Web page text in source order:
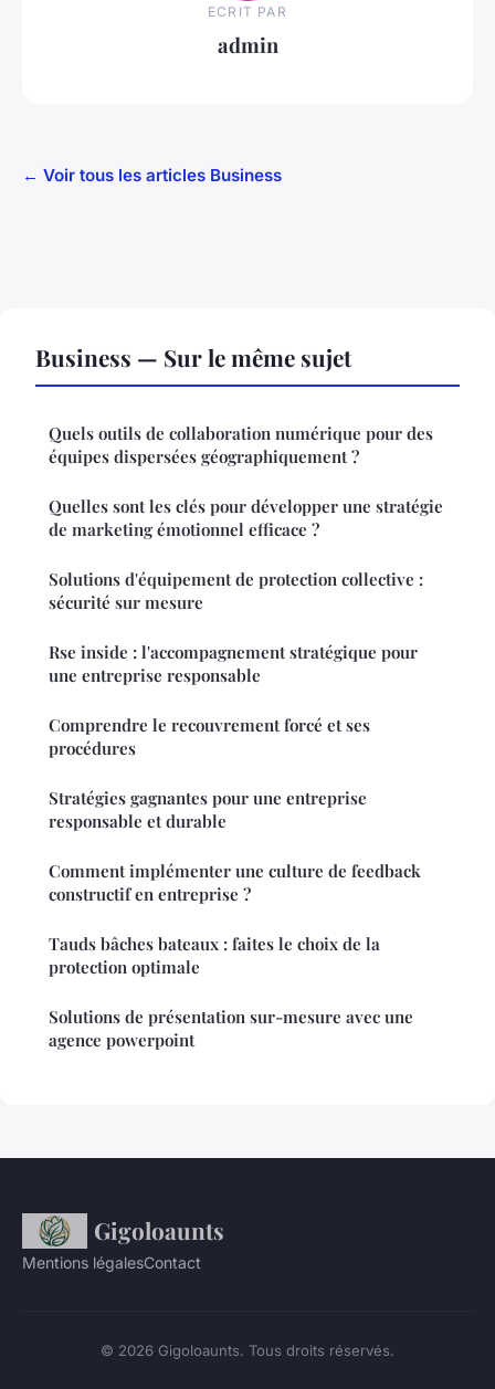
ECRIT PAR
admin
← Voir tous les articles Business
Business — Sur le même sujet
Quels outils de collaboration numérique pour des
équipes dispersées géographiquement ?
Quelles sont les clés pour développer une stratégie
de marketing émotionnel efficace ?
Solutions d'équipement de protection collective :
sécurité sur mesure
Rse inside : l'accompagnement stratégique pour
une entreprise responsable
Comprendre le recouvrement forcé et ses
procédures
Stratégies gagnantes pour une entreprise
responsable et durable
Comment implémenter une culture de feedback
constructif en entreprise ?
Tauds bâches bateaux : faites le choix de la
protection optimale
Solutions de présentation sur-mesure avec une
agence powerpoint
Gigoloaunts
Mentions légalesContact
© 2026 Gigoloaunts. Tous droits réservés.